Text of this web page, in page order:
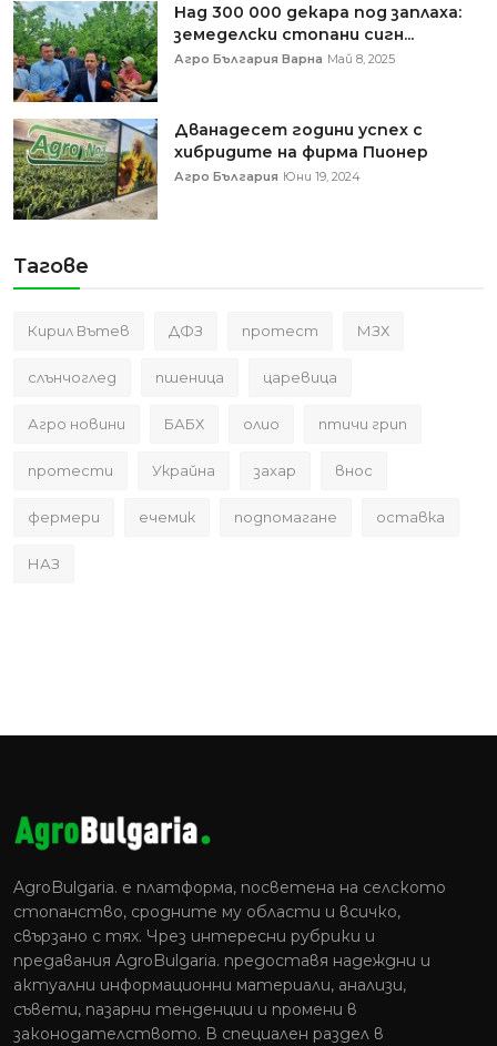
Над 300 000 декара под заплаха:
земеделски стопани сигн...
Агро България Варна Май 8, 2025
Дванадесет години успех с
хибридите на фирма Пионер
Агро България Юни 19, 2024
Тагове
Кирил Вътев ДФЗ протест МЗХ
слънчоглед пшеница царевица
Агро новини БАБХ олио птичи грип
протести Украйна захар внос
фермери ечемик подпомагане оставка
НАЗ
AgroBulgaria. e платформа, посветена на селското
стопанство, сродните му области и всичко,
свързано с тях. Чрез интересни рубрики и
предавания AgroBulgaria. предоставя надеждни и
актуални информационни материали, анализи,
съвети, пазарни тенденции и промени в
законодателството. В специален раздел в